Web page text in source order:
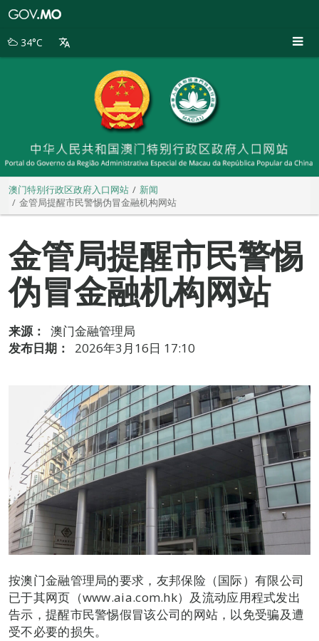
别
34°C
澳门特别行政区政府入口网站
新闻
金管局提醒市民警惕伪冒金融机构网站
金管局提醒市民警惕
伪冒金融机构网站
来源：
澳门金融管理局
发布日期：
2026年3月16日 17:10
按澳门金融管理局的要求，友邦保险（国际）有限公司
已于其网页（www.aia.com.hk）及流动应用程式发出
告示，提醒市民警惕假冒该公司的网站，以免受骗及遭
受不必要的损失。